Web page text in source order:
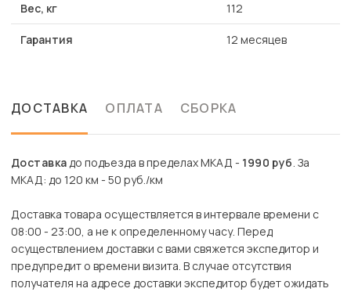
Вес, кг 112
Гарантия 12 месяцев
ДОСТАВКА ОПЛАТА СБОРКА
Доставкадо подъезда в пределах МКАД - 1990 руб. За
МКАД: до 120 км - 50 руб./км
Доставка товара осуществляется в интервале времени с
08:00 - 23:00, а не к определенному часу. Перед
осуществлением доставки с вами свяжется экспедитор и
предупредит о времени визита. В случае отсутствия
получателя на адресе доставки экспедитор будет ожидать